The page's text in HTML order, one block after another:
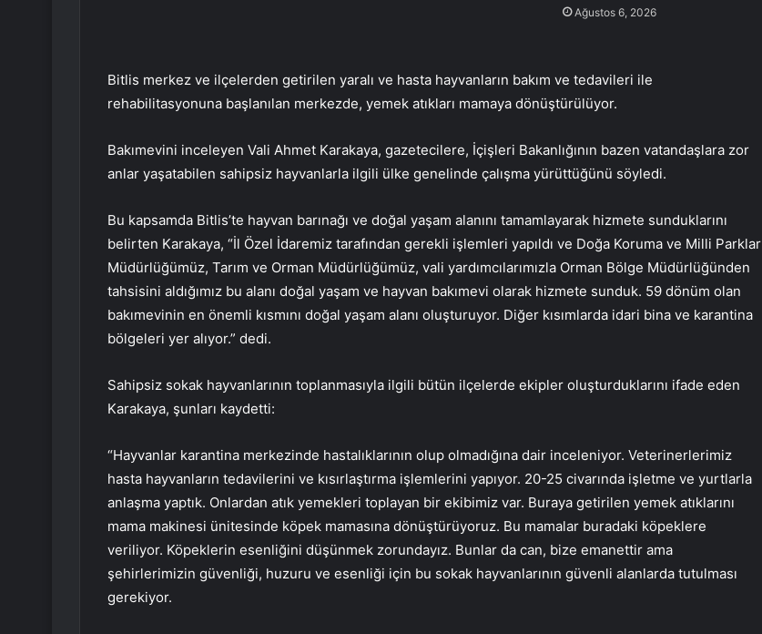
Ağustos 6, 2026
Bitlis merkez ve ilçelerden getirilen yaralı ve hasta hayvanların bakım ve tedavileri ile
rehabilitasyonuna başlanılan merkezde, yemek atıkları mamaya dönüştürülüyor.
Bakımevini inceleyen Vali Ahmet Karakaya, gazetecilere, İçişleri Bakanlığının bazen vatandaşlara zor
anlar yaşatabilen sahipsiz hayvanlarla ilgili ülke genelinde çalışma yürüttüğünü söyledi.
Bu kapsamda Bitlis’te hayvan barınağı ve doğal yaşam alanını tamamlayarak hizmete sunduklarını
belirten Karakaya, “İl Özel İdaremiz tarafından gerekli işlemleri yapıldı ve Doğa Koruma ve Milli Parklar
Müdürlüğümüz, Tarım ve Orman Müdürlüğümüz, vali yardımcılarımızla Orman Bölge Müdürlüğünden
tahsisini aldığımız bu alanı doğal yaşam ve hayvan bakımevi olarak hizmete sunduk. 59 dönüm olan
bakımevinin en önemli kısmını doğal yaşam alanı oluşturuyor. Diğer kısımlarda idari bina ve karantina
bölgeleri yer alıyor.” dedi.
Sahipsiz sokak hayvanlarının toplanmasıyla ilgili bütün ilçelerde ekipler oluşturduklarını ifade eden
Karakaya, şunları kaydetti:
“Hayvanlar karantina merkezinde hastalıklarının olup olmadığına dair inceleniyor. Veterinerlerimiz
hasta hayvanların tedavilerini ve kısırlaştırma işlemlerini yapıyor. 20-25 civarında işletme ve yurtlarla
anlaşma yaptık. Onlardan atık yemekleri toplayan bir ekibimiz var. Buraya getirilen yemek atıklarını
mama makinesi ünitesinde köpek mamasına dönüştürüyoruz. Bu mamalar buradaki köpeklere
veriliyor. Köpeklerin esenliğini düşünmek zorundayız. Bunlar da can, bize emanettir ama
şehirlerimizin güvenliği, huzuru ve esenliği için bu sokak hayvanlarının güvenli alanlarda tutulması
gerekiyor.